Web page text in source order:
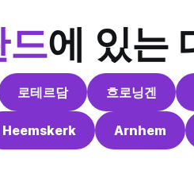
에 있는
로테르담 흐로닝겐
Heemskerk Arnhem